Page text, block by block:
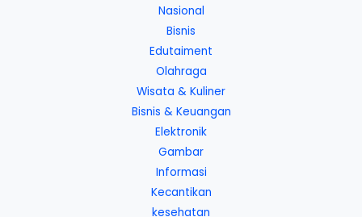
Nasional
Bisnis
Edutaiment
Olahraga
Wisata & Kuliner
Bisnis & Keuangan
Elektronik
Gambar
Informasi
Kecantikan
kesehatan